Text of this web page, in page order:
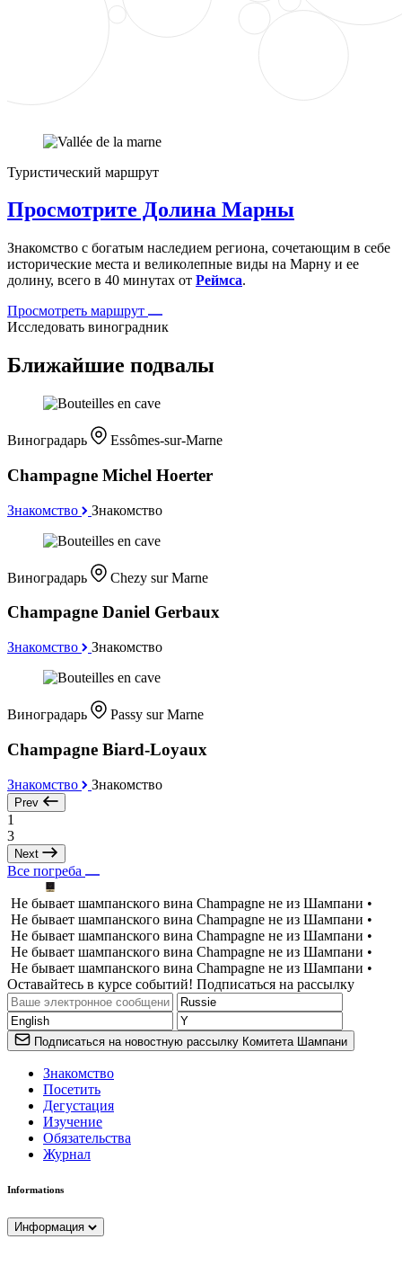
Туристический маршрут
Просмотрите Долина Марны
Знакомство с богатым наследием региона, сочетающим в себе
исторические места и великолепные виды на Марну и ее
долину, всего в 40 минутах от Реймса.
Просмотреть маршрут
Исследовать виноградник
Ближайшие подвалы
Виноградарь Essômes-sur-Marne
Champagne Michel Hoerter
Знакомство Знакомство
Виноградарь Chezy sur Marne
Champagne Daniel Gerbaux
Знакомство Знакомство
Виноградарь Passy sur Marne
Champagne Biard-Loyaux
Знакомство Знакомство
Prev
1
3
Next
Все погреба
Не бывает шампанского вина Champagne не из Шампани •
Не бывает шампанского вина Champagne не из Шампани •
Не бывает шампанского вина Champagne не из Шампани •
Не бывает шампанского вина Champagne не из Шампани •
Не бывает шампанского вина Champagne не из Шампани •
Оставайтесь в курсе событий! Подписаться на рассылку
Подписаться на новостную рассылку Комитета Шампани
Знакомство
Посетить
Дегустация
Изучение
Обязательства
Журнал
Informations
Информация